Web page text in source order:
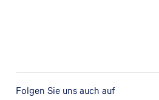
Folgen Sie uns auch auf